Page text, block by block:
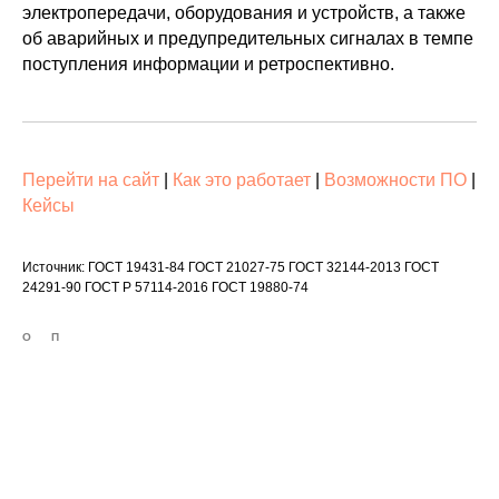
электропередачи, оборудования и устройств, а также
об аварийных и предупредительных сигналах в темпе
поступления информации и ретроспективно.
Перейти на сайт Как это работает Возможности ПО
Кейсы
Источник: ГОСТ 19431-84 ГОСТ 21027-75 ГОСТ 32144-2013 ГОСТ
24291-90 ГОСТ Р 57114-2016 ГОСТ 19880-74
О П